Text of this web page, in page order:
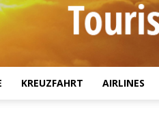
KREUZFAHRT AIRLINES